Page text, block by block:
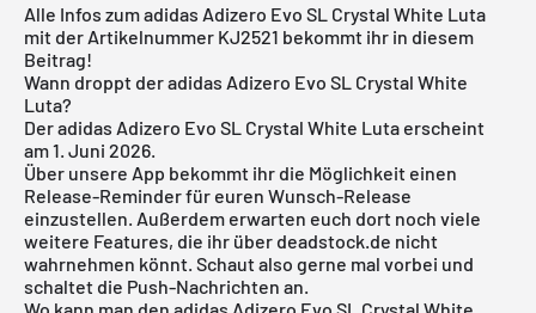
Alle Infos zum adidas Adizero Evo SL Crystal White Luta
mit der Artikelnummer KJ2521 bekommt ihr in diesem
Beitrag!
Wann droppt der adidas Adizero Evo SL Crystal White
Luta?
Der adidas Adizero Evo SL Crystal White Luta erscheint
am 1. Juni 2026.
Über unsere App bekommt ihr die Möglichkeit einen
Release-Reminder für euren Wunsch-Release
einzustellen. Außerdem erwarten euch dort noch viele
weitere Features, die ihr über deadstock.de nicht
wahrnehmen könnt. Schaut also gerne mal vorbei und
schaltet die Push-Nachrichten an.